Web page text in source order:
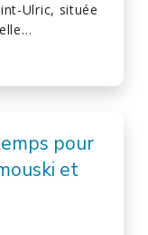
Ulric, située
pour
et